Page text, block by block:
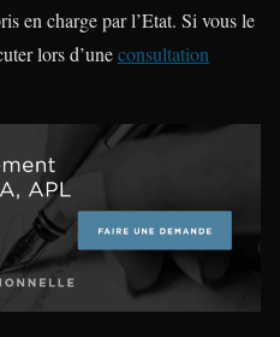
en charge par l’Etat. Si vous le
lors d’uneconsultation